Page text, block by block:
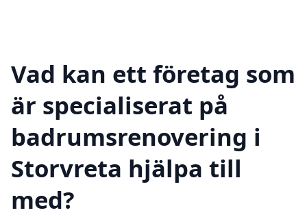
Vad kan ett företag som
är specialiserat på
badrumsrenovering i
Storvreta hjälpa till
med?